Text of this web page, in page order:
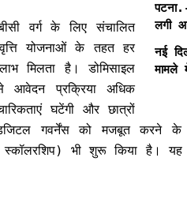
लगी
नई
मामले
वर्ग के लिए संचालित
योजनाओं के तहत हर
मिलता है। डोमिसाइल
आवेदन प्रक्रिया अधिक
घटेंगी और छात्रों
गवर्नेंस को मजबूत करने के
भी शुरू किया है।